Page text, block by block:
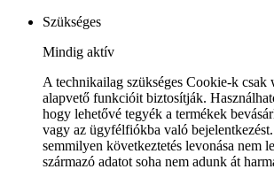
Szükséges
Mindig aktív
A technikailag szükséges Cookie-k csak
alapvető funkcióit biztosítják.
hogy lehetővé tegyék a termékek
vagy az ügyfélfiókba való
semmilyen következtetés levonása nem
származó adatot soha nem adunk át